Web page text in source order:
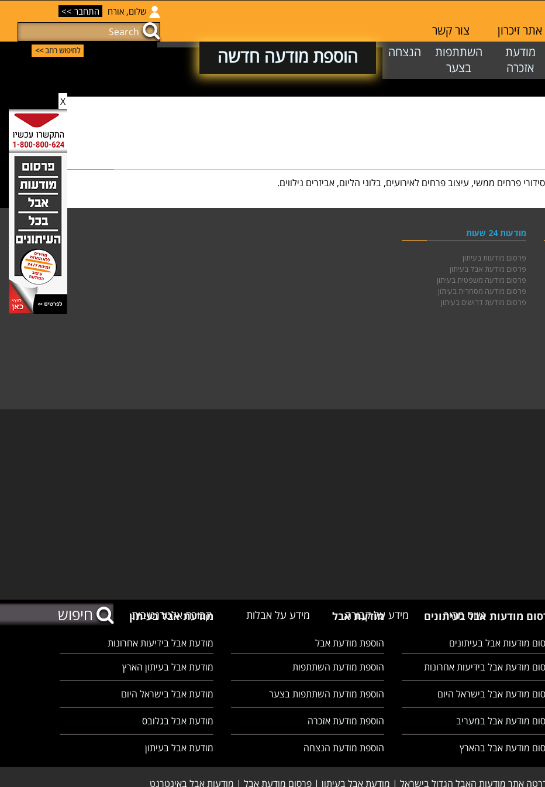
X
אתר זיכרון
צור קשר
מודעת
אזכרה
השתתפות
בצער
הנצחה הוספת מודעה חדשה
שלום, אורח התחבר >>
לחיפוש רחב >>
פרחים ממשי, עיצוב פרחים לאירועים, בלוני הליום, אביזרים נילווים.
מודעות 24 שעות
פרסום מודעות בעיתון
פרסום מודעת אבל בעיתון
פרסום מודעה משפטית בעיתון
פרסום מודעה מסחרית בעיתון
פרסום מודעת דרושים בעיתון
ניווט מהיר מידע על קבורה מידע על אבלות קבורה אלטרנטיבית מודעות אבל בעיתונים
מודעות אבל בעיתונים
מודעת אבל בידיעות אחרונות
מודעת אבל בישראל היום
מודעת אבל במעריב
מודעת אבל בהארץ
מודעת אבל
הוספת מודעת אבל
הוספת מודעת השתתפות
הוספת מודעת השתתפות בצער
הוספת מודעת אזכרה
הוספת מודעת הנצחה
מודעת אבל בעיתון
מודעת אבל בידיעות אחרונות
מודעת אבל בעיתון הארץ
מודעת אבל בישראל היום
מודעת אבל בגלובס
מודעת אבל בעיתון
אתר מודעות האבל הגדול בישראל | מודעת אבל בעיתון | פרסום מודעת אבל | מודעות אבל באינטרנט